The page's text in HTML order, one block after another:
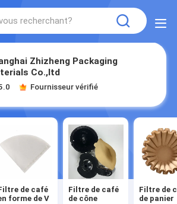
Zhizheng Packaging
Co.,ltd
Fournisseur vérifié
de café
forme de V
Filtre de café
de cône
Filtre de
de panier